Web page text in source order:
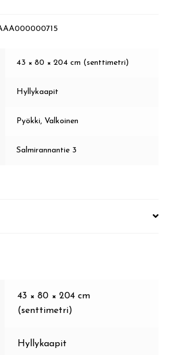
43 × 80 × 204 cm (senttimetri)
Hyllykaapit
Pyökki, Valkoinen
Salmirannantie 3
43 × 80 × 204 cm
(senttimetri)
Hyllykaapit